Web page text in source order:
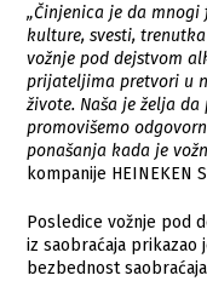
„Činjenica je da
kulture, svesti,
vožnje pod dejstvom
prijateljima pretvori u
živote. Naša je želja
promovišemo
ponašanja kada je
kompanije HEINEKEN
Posledice vožnje pod
iz saobraćaja
bezbednost